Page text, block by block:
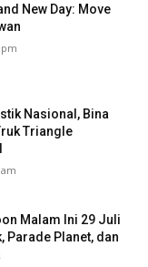
New Day: Move
pm
Nasional, Bina
Triangle
Malam Ini 29 Juli
Parade Planet, dan